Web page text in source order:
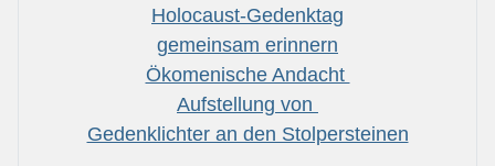
Holocaust-Gedenktag
gemeinsam erinnern
Ökomenische Andacht
Aufstellung von
Gedenklichter an den Stolpersteinen